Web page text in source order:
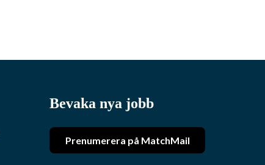
Bevaka nya jobb
Prenumerera på MatchMail